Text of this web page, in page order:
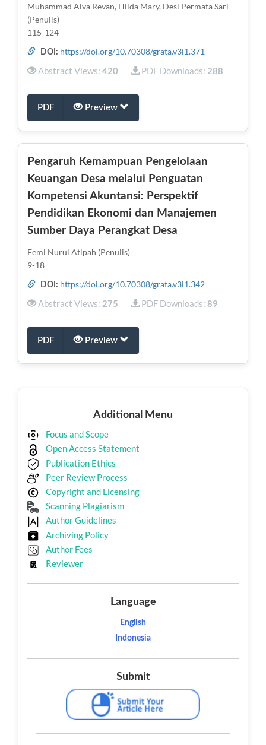
Muhammad Alva Revan, Hilda Mary, Desi Permata Sari
(Penulis)
115-124
DOI: https://doi.org/10.70308/grata.v3i1.371
Abstract Views: 420 PDF Downloads: 288
PDF Preview
Pengaruh Kemampuan Pengelolaan
Keuangan Desa melalui Penguatan
Kompetensi Akuntansi: Perspektif
Pendidikan Ekonomi dan Manajemen
Sumber Daya Perangkat Desa
Femi Nurul Atipah (Penulis)
9-18
DOI: https://doi.org/10.70308/grata.v3i1.342
Abstract Views: 275 PDF Downloads: 89
PDF Preview
Menu
Additional Menu
Focus and Scope
Open Access Statement
Publication Ethics
Peer Review Process
Copyright and Licensing
Scanning Plagiarism
Author Guidelines
Archiving Policy
Author Fees
Reviewer
Language
English
Indonesia
Submit